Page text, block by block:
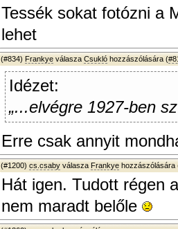
Tessék sokat fotózni a
lehet
(#834) Frankye válasza Csukló hozzászólására (
Idézet:
„...elvégre 1927-ben
Erre csak annyit
(#1200) cs.csaby válasza Frankye hozzászólására
Hát igen. Tudott régen
nem maradt belőle